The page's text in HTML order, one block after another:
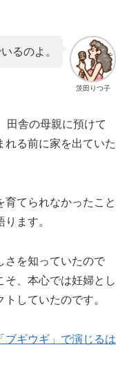
茨田りつ子
るのよ。
田舎の母親に預けて
れる前に家を出ていた
てられなかったこと
ます。
さを知っていたので
そ、本心では妊婦とし
していたのです。
ブギウギ」で演じるは